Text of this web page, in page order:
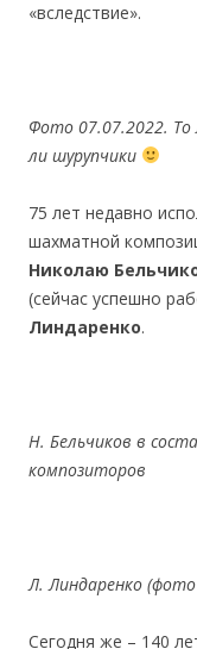
«вследствие».
Фото 07.07.2022. То
ли шурупчики
75 лет недавно
шахматной
Николаю
(сейчас успешно
Линдаренко.
Н. Бельчиков в
композиторов
Л. Линдаренко
Cегодня же – 140